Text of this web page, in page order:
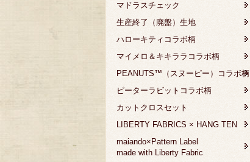
マドラスチェック
生産終了（廃盤）生地
ハローキティコラボ柄
マイメロ＆キキララコラボ柄
PEANUTS™（スヌーピー）コラボ柄
ピーターラビットコラボ柄
カットクロスセット
LIBERTY FABRICS × HANG TEN
maiando×Pattern Label
made with Liberty Fabric